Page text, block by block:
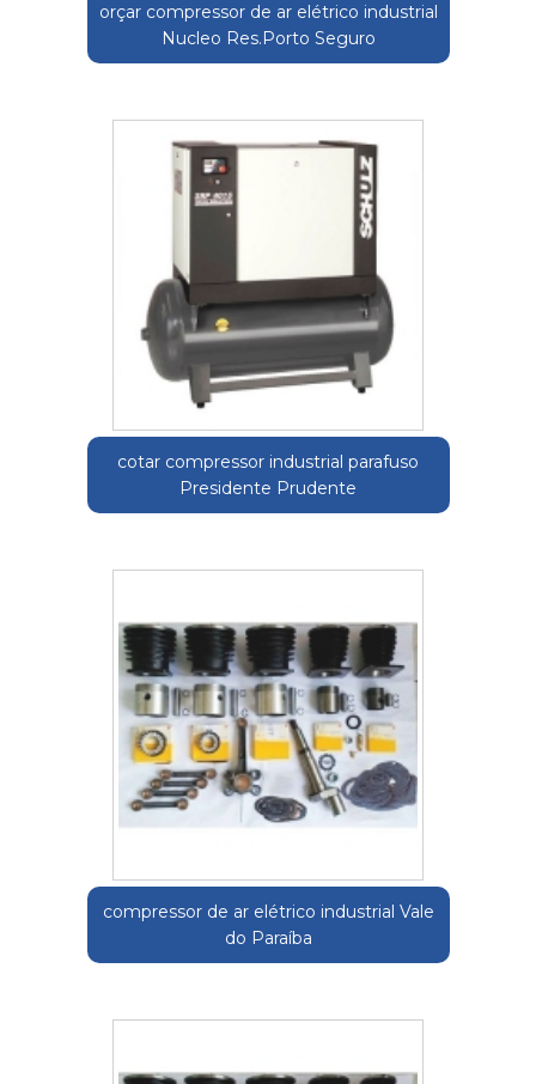
orçar compressor de ar elétrico industrial
Nucleo Res.Porto Seguro
cotar compressor industrial parafuso
Presidente Prudente
compressor de ar elétrico industrial Vale
do Paraíba